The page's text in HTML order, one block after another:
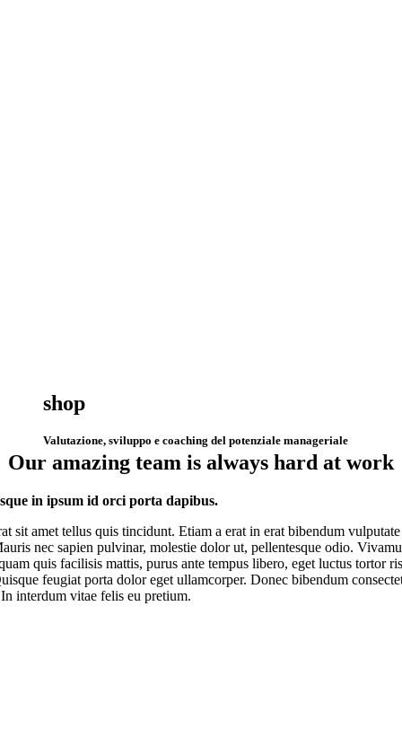
shop
Valutazione, sviluppo e coaching del potenziale manageriale
Our amazing team is always hard at work
in ipsum id orci porta dapibus.
sit amet tellus quis tincidunt. Etiam a erat in erat bibendum vulputate
nec sapien pulvinar, molestie dolor ut, pellentesque odio.
quis facilisis mattis, purus ante tempus libero, eget luctus tortor
feugiat porta dolor eget ullamcorper. Donec bibendum
In interdum vitae felis eu pretium.